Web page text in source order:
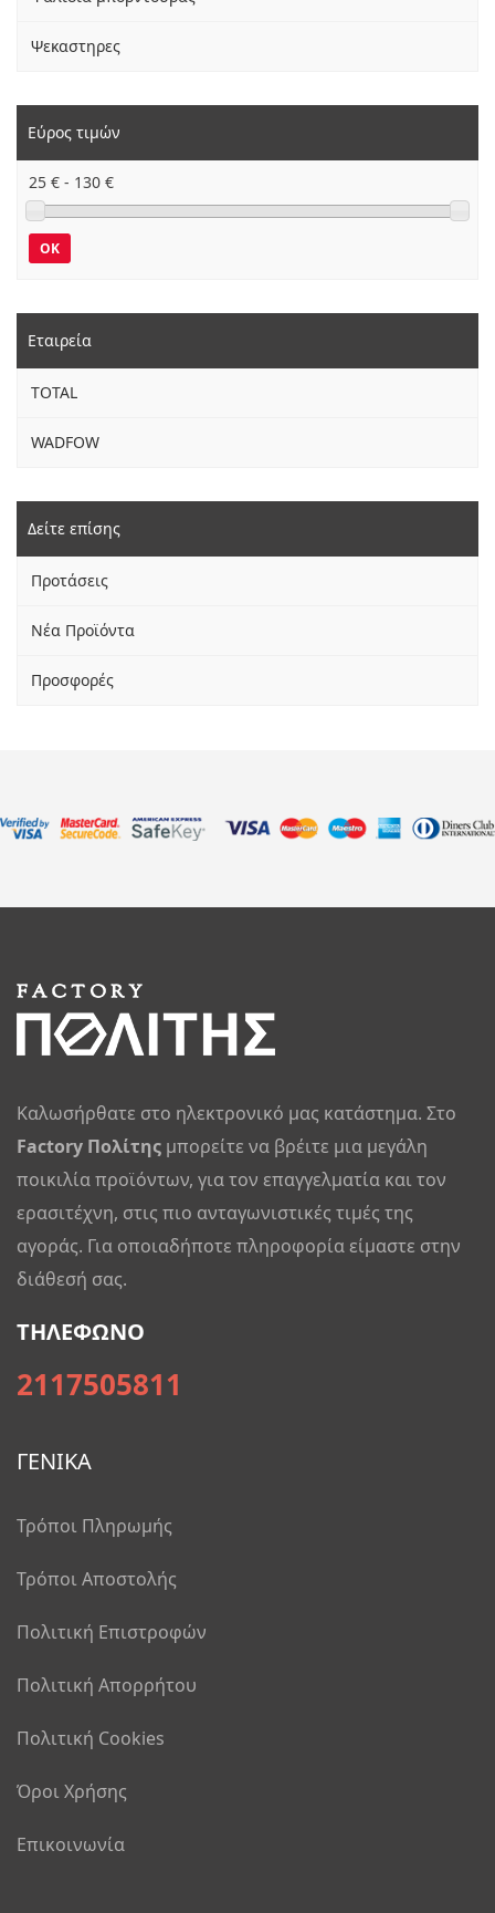
Ψεκαστηρες
Εύρος τιμών
25 € - 130 €
OK
Εταιρεία
TOTAL
WADFOW
Δείτε επίσης
Προτάσεις
Νέα Προϊόντα
Προσφορές
Καλωσήρθατε στο ηλεκτρονικό μας κατάστημα. Στο
Factory Πολίτης μπορείτε να βρέιτε μια μεγάλη
ποικιλία προϊόντων, για τον επαγγελματία και τον
ερασιτέχνη, στις πιο ανταγωνιστικές τιμές της
αγοράς. Για οποιαδήποτε πληροφορία είμαστε στην
διάθεσή σας.
ΤΗΛΕΦΩΝΟ
2117505811
ΓΕΝΙΚΑ
Τρόποι Πληρωμής
Τρόποι Αποστολής
Πολιτική Επιστροφών
Πολιτική Απορρήτου
Πολιτική Cookies
Όροι Χρήσης
Επικοινωνία